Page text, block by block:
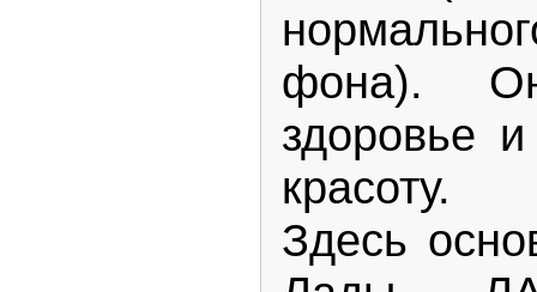
фона).
здоровье
красоту.
Здесь